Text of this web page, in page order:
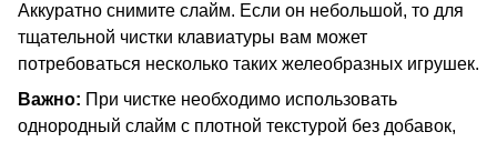
Аккуратно снимите слайм. Если он небольшой, то для
тщательной чистки клавиатуры вам может
потребоваться несколько таких желеобразных игрушек.
Важно: При чистке необходимо использовать
однородный слайм с плотной текстурой без добавок,